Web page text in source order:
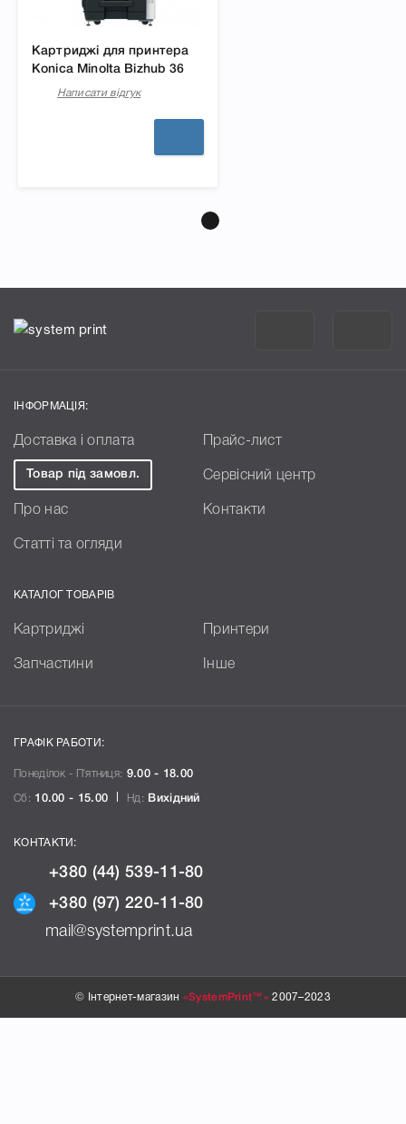
Картриджі для принтера
Konica Minolta Bizhub 36
Написати відгук
ІНФОРМАЦІЯ:
Доставка і оплата Прайс-лист
Товар під замовл. Сервісний центр
Про нас Контакти
Статті та огляди
КАТАЛОГ ТОВАРІВ
Картриджі Принтери
Запчастини Інше
ГРАФІК РАБОТИ:
Понеділок - П`ятниця: 9.00 - 18.00
Сб: 10.00 - 15.00 Нд: Вихідний
КОНТАКТИ:
+380 (44) 539-11-80
+380 (97) 220-11-80
mail@systemprint.ua
© Інтернет-магазин «SystemPrint™» 2007–2023